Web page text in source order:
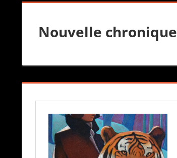
Nouvelle chronique